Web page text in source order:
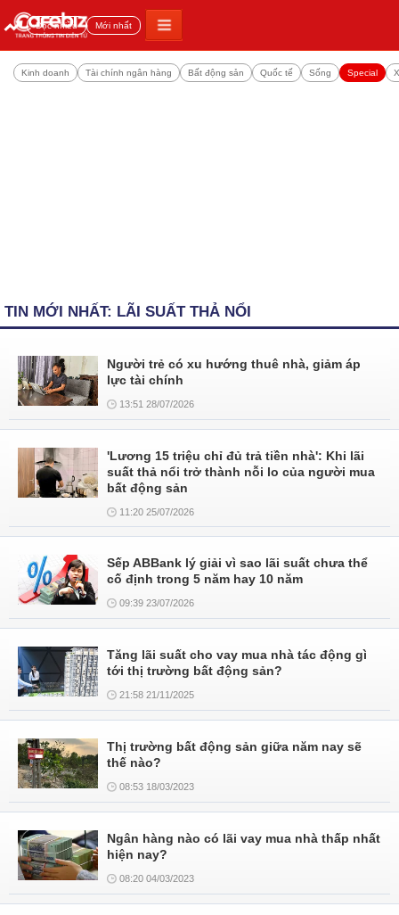
Đọc nhiều Mới nhất
Kinh doanh Tài chính ngân hàng Bất động sản Quốc tế Sống Special
TIN MỚI NHẤT: LÃI SUẤT THẢ NỔI
Người trẻ có xu hướng thuê nhà, giảm áp
lực tài chính
13:51 28/07/2026
'Lương 15 triệu chỉ đủ trả tiền nhà': Khi lãi
suất thả nổi trở thành nỗi lo của người mua
bất động sản
11:20 25/07/2026
Sếp ABBank lý giải vì sao lãi suất chưa thể
cố định trong 5 năm hay 10 năm
09:39 23/07/2026
Tăng lãi suất cho vay mua nhà tác động gì
tới thị trường bất động sản?
21:58 21/11/2025
Thị trường bất động sản giữa năm nay sẽ
thế nào?
08:53 18/03/2023
Ngân hàng nào có lãi vay mua nhà thấp nhất
hiện nay?
08:20 04/03/2023